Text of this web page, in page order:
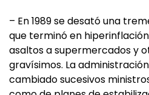
– En 1989 se desató una
que terminó en
asaltos a supermercados y
gravísimos. La
cambiado sucesivos